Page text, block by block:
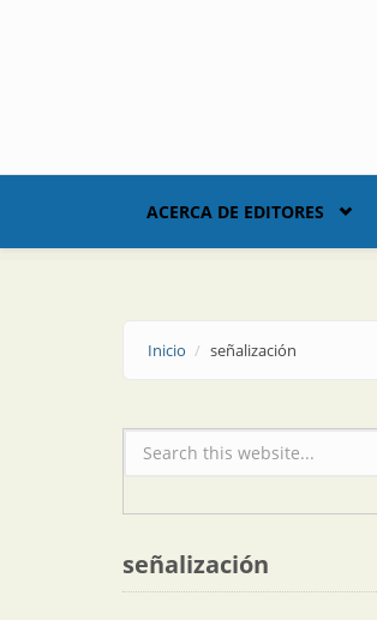
ACERCA DE EDITORES
Inicio señalización
Formulario de búsqueda
señalización